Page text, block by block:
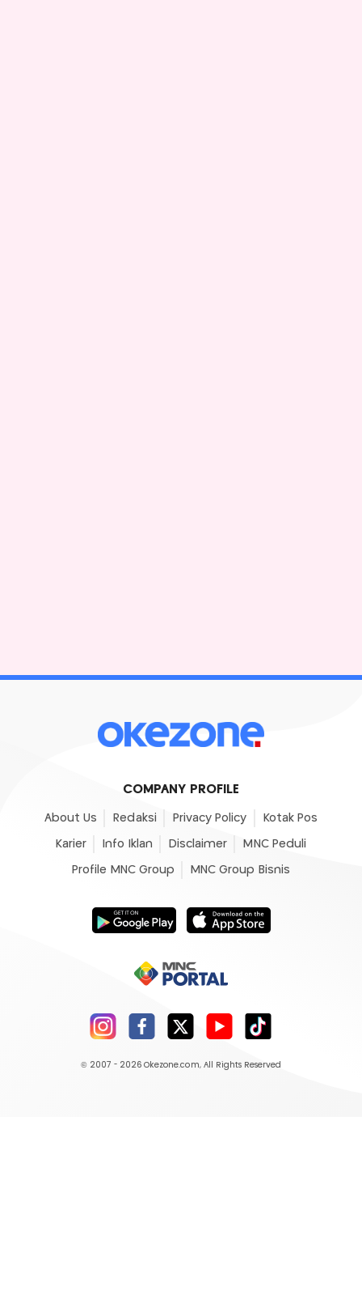
COMPANY PROFILE
About Us Redaksi Privacy Policy Kotak Pos
Karier Info Iklan Disclaimer MNC Peduli
Profile MNC Group MNC Group Bisnis
© 2007 - 2026 Okezone.com, All Rights Reserved